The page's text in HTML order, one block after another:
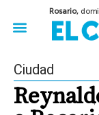
Rosario,
Ciudad